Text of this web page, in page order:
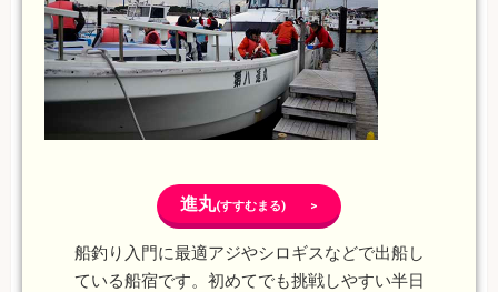
進丸(すすむまる) >
船釣り入門に最適アジやシロギスなどで出船し
ている船宿です。初めてでも挑戦しやすい半日